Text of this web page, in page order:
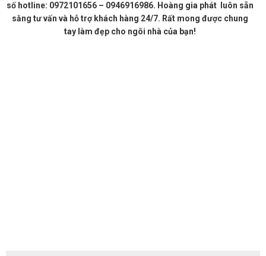
số hotline: 0972101656 – 0946916986. Hoàng gia phát luôn sẵn
sằng tư vấn và hỗ trợ khách hàng 24/7. Rất mong được chung
tay làm đẹp cho ngôi nhà của bạn!